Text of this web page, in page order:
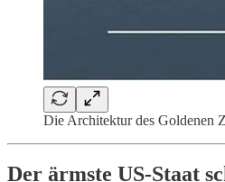
Die Architektur des Goldenen
Der ärmste US-Staat